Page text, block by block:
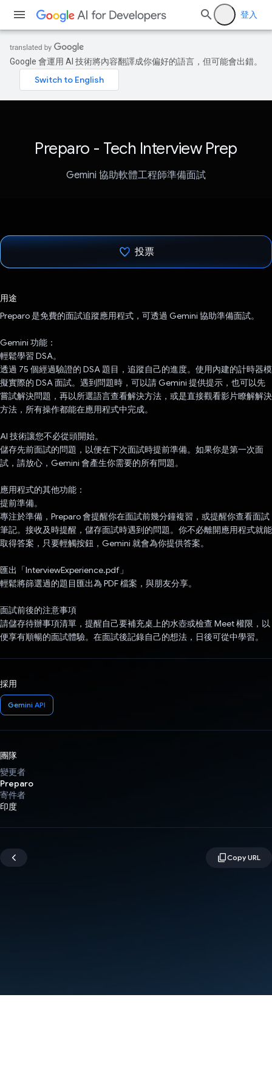
登入
Google 會運用 AI 技術將內容翻譯成你偏好的語言，但可能會出錯。
Preparo - Tech Interview Prep
Gemini 協助軟體工程師準備面試
投票
用途
Preparo 是免費的面試追蹤應用程式，可透過 Gemini 協助準備面試。
Gemini 功能：
輕鬆學習 DSA。
透過 75 個經過驗證的 DSA 題目，追蹤自己的進度。使用內建的計時器模
擬實際的 DSA 面試。遇到問題時，可以請 Gemini 提供提示，也可以先
嘗試解決問題，再以所選語言查看解決方法，或是直接觀看影片瞭解解決
方法，所有操作都能在應用程式中完成。
AI 技術讓您不必從頭開始。
儲存先前面試的問題，以便在下次面試時提前準備。如果你是第一次面
試，請放心，Gemini 會產生你需要的所有問題。
應用程式的其他功能：
提前準備。
專注於準備，Preparo 會提醒你在面試前幾分鐘複習，或提醒你查看面試
筆記。接收及時提醒，儲存面試時遇到的問題。你不必離開應用程式就能
取得答案，只要輕觸按鈕，Gemini 就會為你提供答案。
匯出「InterviewExperience.pdf」
輕鬆將篩選過的題目匯出為 PDF 檔案，與朋友分享。
面試前後的注意事項
請儲存待辦事項清單，提醒自己要補充桌上的水壺或檢查 Meet 權限，以
便享有順暢的面試體驗。在面試後記錄自己的想法，日後可從中學習。
採用
Gemini API
團隊
變更者
Preparo
寄件者
印度